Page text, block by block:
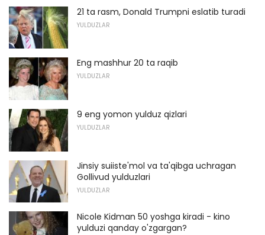
21 ta rasm, Donald Trumpni eslatib turadi
YULDUZLAR
Eng mashhur 20 ta raqib
YULDUZLAR
9 eng yomon yulduz qizlari
YULDUZLAR
Jinsiy suiiste'mol va ta'qibga uchragan
Gollivud yulduzlari
YULDUZLAR
Nicole Kidman 50 yoshga kiradi - kino
yulduzi qanday o'zgargan?